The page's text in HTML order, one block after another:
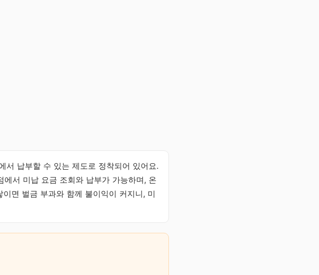
납부할 수 있는 제도로 정착되어 있어요.
서 미납 요금 조회와 납부가 가능하며, 온
면 벌금 부과와 함께 불이익이 커지니, 미